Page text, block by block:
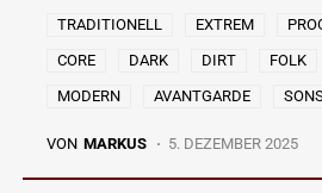
TRADITIONELL EXTREM
CORE
DARK DIRT FOLK
MODERN
AVANTGARDE
VON MARKUS 5. DEZEMBER 2025